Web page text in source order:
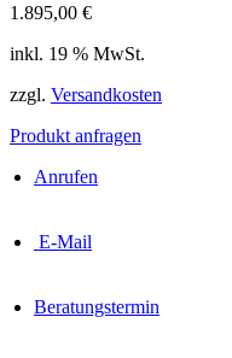
1.895,00 €
inkl. 19 % MwSt.
zzgl. Versandkosten
Produkt anfragen
Anrufen
E-Mail
Beratungstermin